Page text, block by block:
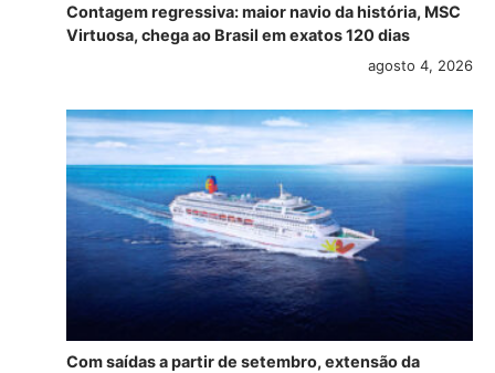
Contagem regressiva: maior navio da história, MSC
Virtuosa, chega ao Brasil em exatos 120 dias
agosto 4, 2026
Com saídas a partir de setembro, extensão da